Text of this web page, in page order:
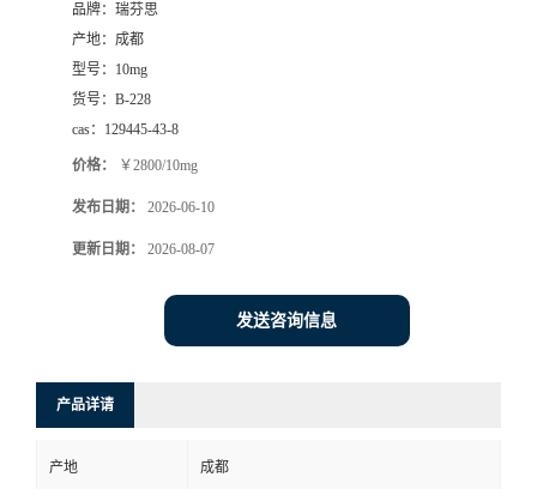
式
品牌： 瑞芬思
产地： 成都
型号： 10mg
货号： B-228
cas： 129445-43-8
价格： ￥2800/10mg
发布日期： 2026-06-10
更新日期： 2026-08-07
发送咨询信息
产品详请
产地 成都